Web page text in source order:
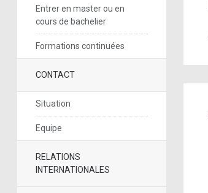
Entrer en master ou en
cours de bachelier
Formations continuées
CONTACT
Situation
Equipe
RELATIONS
INTERNATIONALES